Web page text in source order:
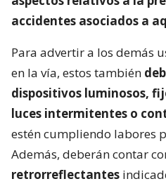
accidentes asociados a
Para advertir a los demás
en la vía, estos también
dispositivos luminosos,
luces intermitentes o
estén cumpliendo labores
Además, deberán contar
retrorreflectantes